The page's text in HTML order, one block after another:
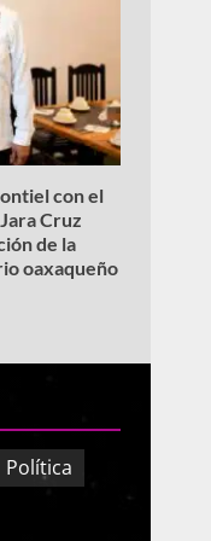
con el
Cruz
de la
oaxaqueño
Política